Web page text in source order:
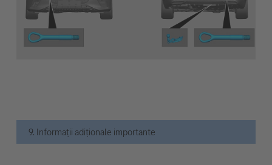
9. Informații adiționale importante